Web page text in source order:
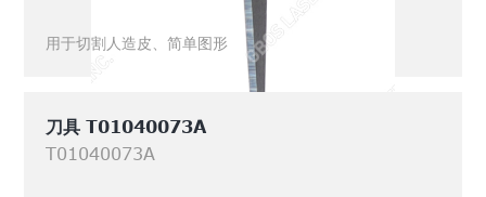
用于切割人造皮、简单图形
刀具 T01040073A
T01040073A